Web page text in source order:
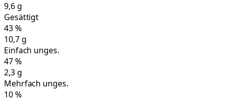
9,6g
Gesättigt
43%
10,7g
Einfach unges.
47%
2,3g
Mehrfach unges.
10%